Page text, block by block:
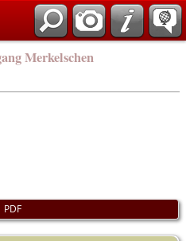
Merkelschen
PDF